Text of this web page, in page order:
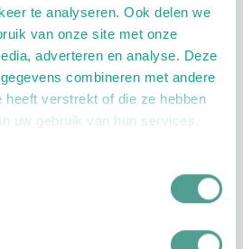
te analyseren. Ook delen we
van onze site met onze
adverteren en analyse. Deze
combineren met andere
heeft verstrekt of die ze hebben
uw gebruik van hun services.
reviews 1.0